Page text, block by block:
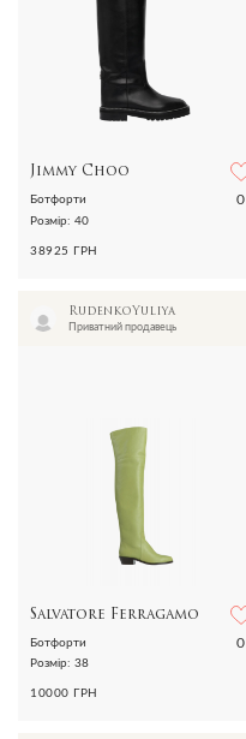
Jimmy Choo
0
Ботфорти
Розмір: 40
38925 ГРН
RudenkoYuliya
Приватний продавець
Salvatore Ferragamo
0
Ботфорти
Розмір: 38
10000 ГРН